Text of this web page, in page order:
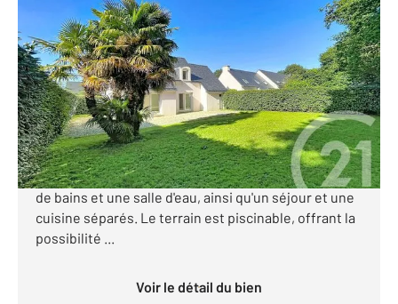
PLOEREN 56
110 m2, 6 pièces
Ref : 1414
Maison à vendre
422 300 €
Maison de 110m² habitable (120 m2 au sol), proposant
quatre chambres et un bureau, deux WC, une salle
de bains et une salle d'eau, ainsi qu'un séjour et une
cuisine séparés. Le terrain est piscinable, offrant la
possibilité ...
Voir le détail du bien